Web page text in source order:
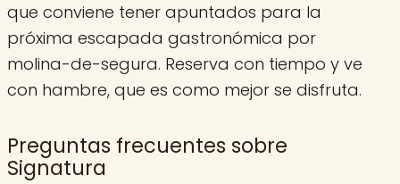
que conviene tener apuntados para la
próxima escapada gastronómica por
molina-de-segura. Reserva con tiempo y ve
con hambre, que es como mejor se disfruta.
Preguntas frecuentes sobre
Signatura